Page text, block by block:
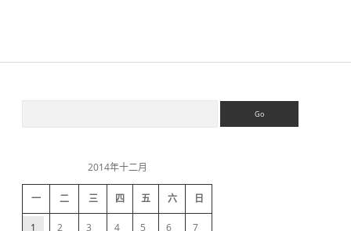
.
d
2014年十二月
一 二 三 四 五 六 日
1 2 3 4 5 6 7